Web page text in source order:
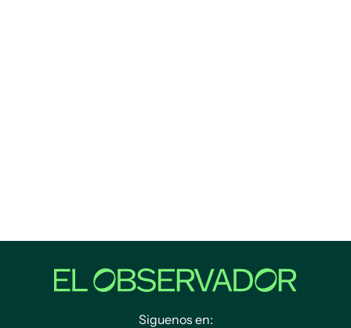
Siguenos en: